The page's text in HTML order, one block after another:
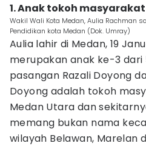
1. Anak tokoh
Wakil Wali Kota Medan, Aulia Rachman
Pendidikan kota Medan (Dok. Umray)
Aulia lahir di Medan, 19
merupakan anak ke-3
pasangan Razali Doyong
Doyong adalah tokoh
Medan Utara dan
memang bukan nama
wilayah Belawan, Marelan